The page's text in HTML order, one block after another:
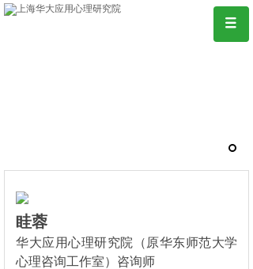
眭蓉
华大应用心理研究院（原华东师范大学
心理咨询工作室）咨询师